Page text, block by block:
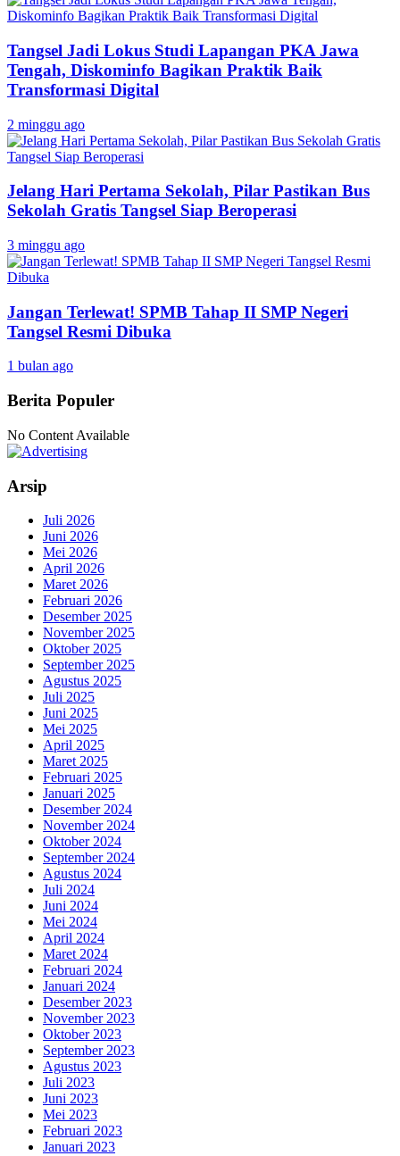
Tangsel Jadi Lokus Studi Lapangan PKA Jawa
Tengah, Diskominfo Bagikan Praktik Baik
Transformasi Digital
2 minggu ago
Jelang Hari Pertama Sekolah, Pilar Pastikan Bus
Sekolah Gratis Tangsel Siap Beroperasi
3 minggu ago
Jangan Terlewat! SPMB Tahap II SMP Negeri
Tangsel Resmi Dibuka
1 bulan ago
Berita Populer
No Content Available
Arsip
Juli 2026
Juni 2026
Mei 2026
April 2026
Maret 2026
Februari 2026
Desember 2025
November 2025
Oktober 2025
September 2025
Agustus 2025
Juli 2025
Juni 2025
Mei 2025
April 2025
Maret 2025
Februari 2025
Januari 2025
Desember 2024
November 2024
Oktober 2024
September 2024
Agustus 2024
Juli 2024
Juni 2024
Mei 2024
April 2024
Maret 2024
Februari 2024
Januari 2024
Desember 2023
November 2023
Oktober 2023
September 2023
Agustus 2023
Juli 2023
Juni 2023
Mei 2023
Februari 2023
Januari 2023